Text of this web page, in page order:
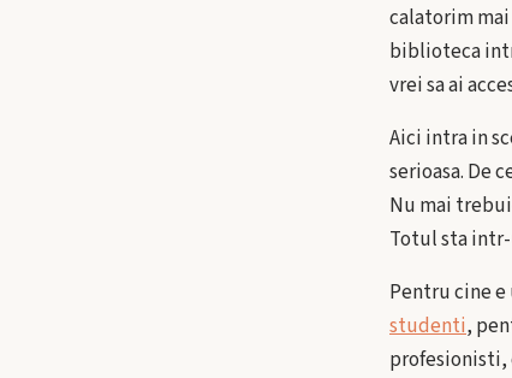
calatorim
biblioteca
vrei sa ai
Aici intra in
serioasa. De
Nu mai
Totul sta
Pentru cine
studenti,
profesionisti,